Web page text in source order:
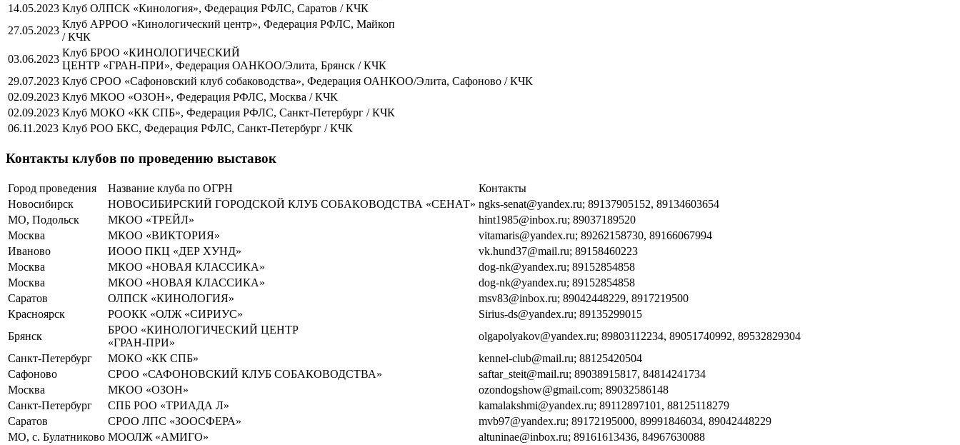
14.05.2023 Клуб ОЛПСК «Кинология», Федерация РФЛС, Саратов / КЧК
27.05.2023
Клуб АРРОО «Кинологический центр», Федерация РФЛС, Майкоп
/ КЧК
03.06.2023
Клуб БРОО «КИНОЛОГИЧЕСКИЙ
ЦЕНТР «ГРАН-ПРИ», Федерация ОАНКОО/Элита, Брянск / КЧК
29.07.2023 Клуб СРОО «Сафоновский клуб собаководства», Федерация ОАНКОО/Элита, Сафоново / КЧК
02.09.2023 Клуб МКОО «ОЗОН», Федерация РФЛС, Москва / КЧК
02.09.2023 Клуб МОКО «КК СПБ», Федерация РФЛС, Санкт-Петербург / КЧК
06.11.2023 Клуб РОО БКС, Федерация РФЛС, Санкт-Петербург / КЧК
Контакты клубов по проведению выставок
Город проведения Название клуба по ОГРН
Контакты
Новосибирск
НОВОСИБИРСКИЙ ГОРОДСКОЙ КЛУБ СОБАКОВОДСТВА «СЕНАТ» ngks-senat@yandex.ru; 89137905152, 89134603654
МО, Подольск
МКОО «ТРЕЙЛ»
hint1985@inbox.ru; 89037189520
Москва
МКОО «ВИКТОРИЯ»
vitamaris@yandex.ru; 89262158730, 89166067994
Иваново
ИООО ПКЦ «ДЕР ХУНД»
vk.hund37@mail.ru; 89158460223
Москва
МКОО «НОВАЯ КЛАССИКА»
dog-nk@yandex.ru; 89152854858
Москва
МКОО «НОВАЯ КЛАССИКА»
dog-nk@yandex.ru; 89152854858
Саратов
ОЛПСК «КИНОЛОГИЯ»
msv83@inbox.ru; 89042448229, 8917219500
Красноярск
РООКК «ОЛЖ «СИРИУС»
Sirius-ds@yandex.ru; 89135299015
Брянск
БРОО «КИНОЛОГИЧЕСКИЙ ЦЕНТР
«ГРАН-ПРИ»
olgapolyakov@yandex.ru; 89803112234, 89051740992, 89532829304
Санкт-Петербург
МОКО «КК СПБ»
kennel-club@mail.ru; 88125420504
Сафоново
СРОО «САФОНОВСКИЙ КЛУБ СОБАКОВОДСТВА»
saftar_steit@mail.ru; 89038915817, 84814241734
Москва
МКОО «ОЗОН»
ozondogshow@gmail.com; 89032586148
Санкт-Петербург
СПБ РОО «ТРИАДА Л»
kamalakshmi@yandex.ru; 89112897101, 88125118279
Саратов
СРОО ЛПС «ЗООСФЕРА»
mvb97@yandex.ru; 89172195000, 89991846034, 89042448229
МО, с. Булатниково МООЛЖ «АМИГО»
altuninae@inbox.ru; 89161613436, 84967630088